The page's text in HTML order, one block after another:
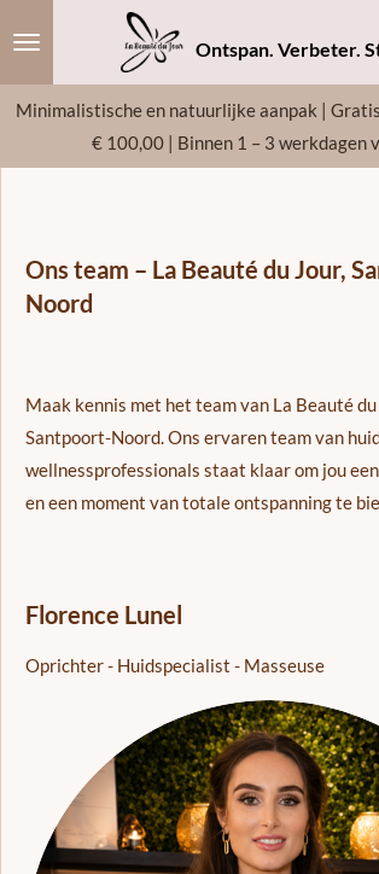
Ontspan. Verbeter.
Minimalistische en natuurlijke aanpak |
€ 100,00 | Binnen 1 – 3 werkdagen
Ons team – La Beauté du Jour,
Noord
Maak kennis met het team van La Beauté
Santpoort-Noord. Ons ervaren team van
wellnessprofessionals staat klaar om jou
en een moment van totale ontspanning te
Florence Lunel
Oprichter - Huidspecialist - Masseuse